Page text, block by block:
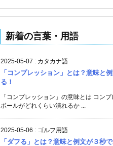
新着の言葉・用語
2025-05-07 : カタカナ語
「コンプレッション」とは？意味と
る！
「コンプレッション」の意味とは コンプ
ボールがどれくらい潰れるか ...
2025-05-06 : ゴルフ用語
「ダフる」とは？意味と例文が３秒で